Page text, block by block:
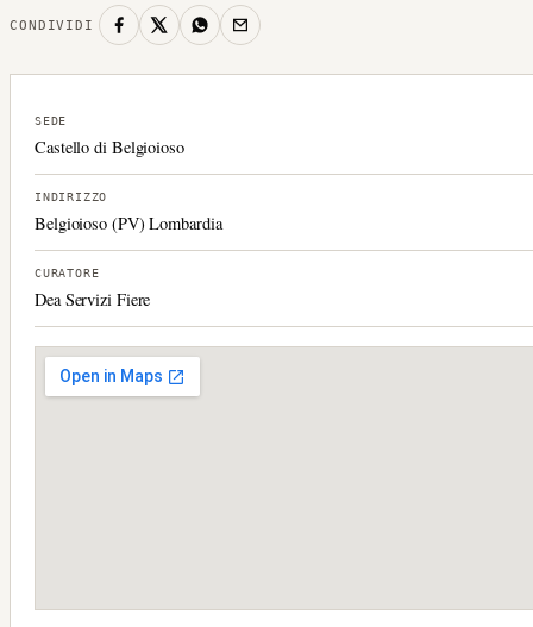
CONDIVIDI
SEDE
Castello di Belgioioso
INDIRIZZO
Belgioioso (PV) Lombardia
CURATORE
Dea Servizi Fiere